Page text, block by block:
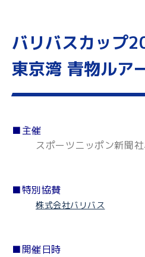
バリバスカップ
東京湾 青物ルア
■主催
スポーツニッポン新聞
■特別協賛
株式会社バリバス
■開催日時